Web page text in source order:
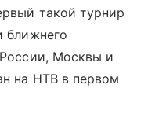
такой турнир
ближнего
Москвы и
на НТВ в первом